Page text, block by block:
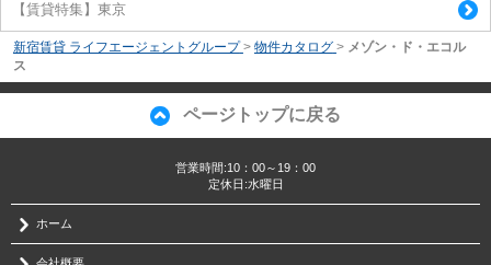
【賃貸特集】東京
新宿賃貸 ライフエージェントグループ > 物件カタログ > メゾン・ド・エコル
ス
ページトップに戻る
営業時間:10：00～19：00
定休日:水曜日
ホーム